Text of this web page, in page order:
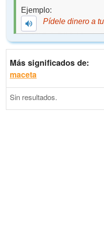
Ejemplo:
Pídele dinero a
Más significados de:
maceta
Sin resultados.